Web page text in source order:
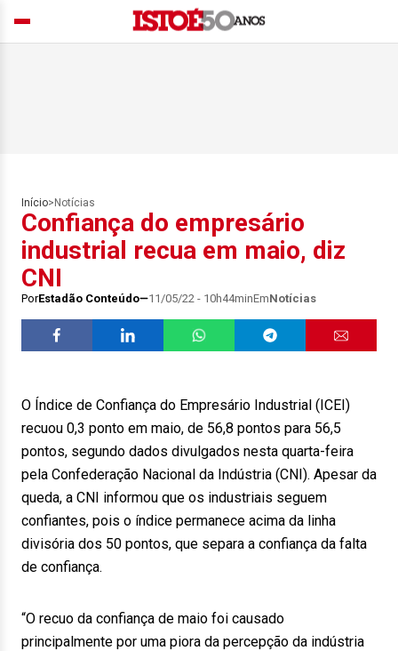
Início> Notícias
Confiança do empresário
industrial recua em maio, diz
CNI
PorEstadão Conteúdo 11/05/22 - 10h44minEmNotícias
O Índice de Confiança do Empresário Industrial (ICEI)
recuou 0,3 ponto em maio, de 56,8 pontos para 56,5
pontos, segundo dados divulgados nesta quarta-feira
pela Confederação Nacional da Indústria (CNI). Apesar da
queda, a CNI informou que os industriais seguem
confiantes, pois o índice permanece acima da linha
divisória dos 50 pontos, que separa a confiança da falta
de confiança.
“O recuo da confiança de maio foi causado
principalmente por uma piora da percepção da indústria